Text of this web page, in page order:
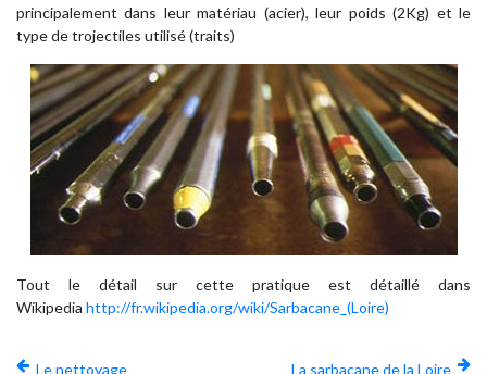
principalement dans leur matériau (acier), leur poids (2Kg) et le
type de trojectiles utilisé (traits)
Tout le détail sur cette pratique est détaillé dans
Wikipedia http://fr.wikipedia.org/wiki/Sarbacane_(Loire)
Le nettoyage La sarbacane de la Loire